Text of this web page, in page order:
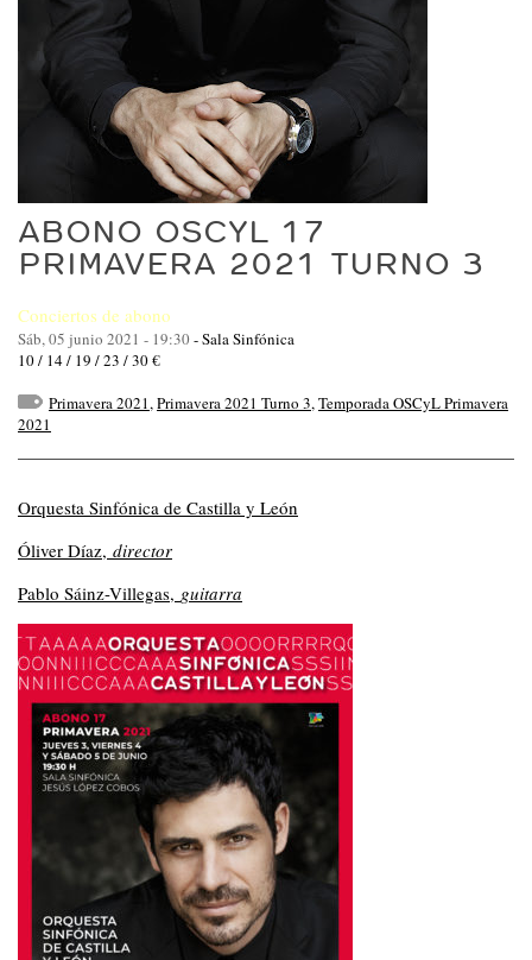
ABONO OSCYL 17
PRIMAVERA 2021 TURNO 3
Conciertos de abono
Sáb, 05 junio 2021 - 19:30-Sala Sinfónica
10 / 14 / 19 / 23 / 30 €
Primavera 2021,Primavera 2021 Turno 3,Temporada OSCyL Primavera
2021
Orquesta Sinfónica de Castilla y León
Óliver Díaz, director
Pablo Sáinz-Villegas, guitarra